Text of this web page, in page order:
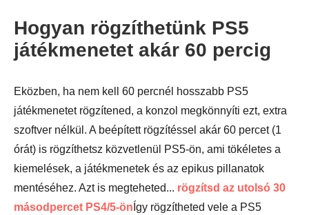
Hogyan rögzíthetünk PS5
játékmenetet akár 60 percig
Eközben, ha nem kell 60 percnél hosszabb PS5
játékmenetet rögzítened, a konzol megkönnyíti ezt, extra
szoftver nélkül. A beépített rögzítéssel akár 60 percet (1
órát) is rögzíthetsz közvetlenül PS5-ön, ami tökéletes a
kiemelések, a játékmenetek és az epikus pillanatok
mentéséhez. Azt is megteheted... rögzítsd az utolsó 30
másodpercet PS4/5-ön Így rögzítheted vele a PS5